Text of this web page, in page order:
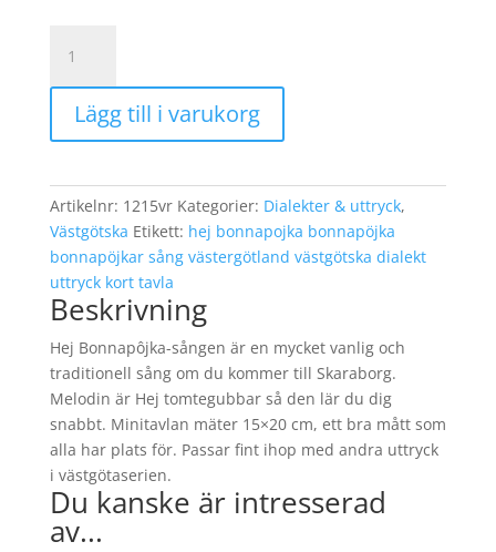
Hej
Bonnapöjka
15x20
mängd
Lägg till i varukorg
Artikelnr: 1215vr Kategorier: Dialekter & uttryck,
Västgötska Etikett: hej bonnapojka bonnapöjka
bonnapöjkar sång västergötland västgötska dialekt
uttryck kort tavla
Beskrivning
Hej Bonnapôjka-sången är en mycket vanlig och
traditionell sång om du kommer till Skaraborg.
Melodin är Hej tomtegubbar så den lär du dig
snabbt. Minitavlan mäter 15×20 cm, ett bra mått som
alla har plats för. Passar fint ihop med andra uttryck
i västgötaserien.
Du kanske är intresserad
av...